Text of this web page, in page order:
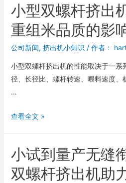
小型双螺杆挤出
重组米品质的影
公司新闻, 挤出机小知识 / 作者：
小型双螺杆挤出机的性能取决于一系
径、长径比、螺杆转速、喂料速度、
…
查看全文 »
小试到量产无缝
双螺杆挤出机助